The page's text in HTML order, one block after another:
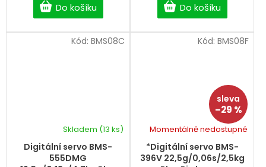
Do košíku Do košíku
Digitální servo BMS-
555DMG
hodnocení
produktu
Skladem (13 ks)
Kód: BMS08C
–29 %
*Digitální servo BMS-
396V 22,5g/0,06s/2,5kg
Průměrné
hodnocení
produktu
Momentálně nedostupné
Kód: BMS08F